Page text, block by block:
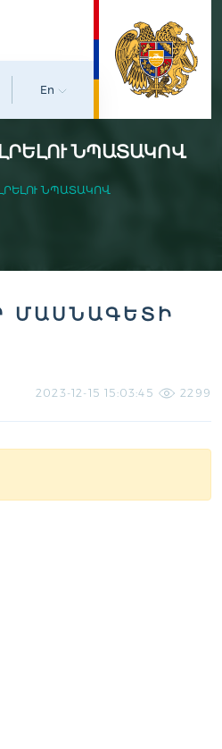
En
ՆՊԱՏԱԿՈՎ
ՆՊԱՏԱԿՈՎ
ՄԱՍՆԱԳԵՏԻ
2023-12-15 15:03:45 2299